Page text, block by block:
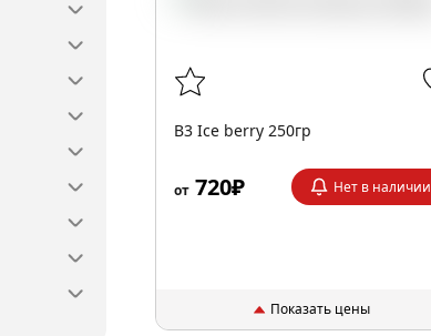
B3 Ice berry 250гр
от 720₽ Нет в наличии
Показать цены